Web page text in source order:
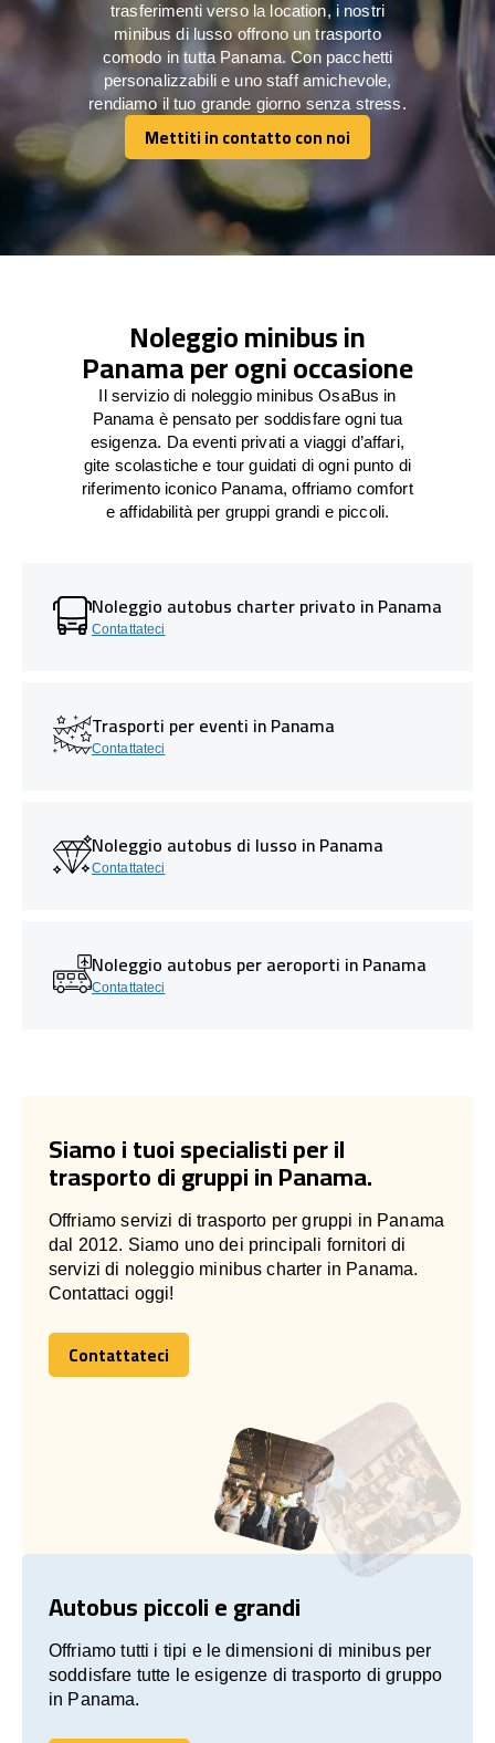
trasferimenti verso la location, i nostri
minibus di lusso offrono un trasporto
comodo in tutta Panama. Con pacchetti
personalizzabili e uno staff amichevole,
rendiamo il tuo grande giorno senza stress.
Mettiti in contatto con noi
Mettiti in contatto con noi
Noleggio minibus in
Panama per ogni occasione
Il servizio di noleggio minibus OsaBus in
Panama è pensato per soddisfare ogni tua
esigenza. Da eventi privati a viaggi d’affari,
gite scolastiche e tour guidati di ogni punto di
riferimento iconico Panama, offriamo comfort
e affidabilità per gruppi grandi e piccoli.
Noleggio autobus charter privato in Panama
Contattateci
Trasporti per eventi in Panama
Contattateci
Noleggio autobus di lusso in Panama
Contattateci
Noleggio autobus per aeroporti in Panama
Contattateci
Siamo i tuoi specialisti per il
trasporto di gruppi in Panama.
Offriamo servizi di trasporto per gruppi in Panama
dal 2012. Siamo uno dei principali fornitori di
servizi di noleggio minibus charter in Panama.
Contattaci oggi!
Contattateci
Contattateci
Autobus piccoli e grandi
Offriamo tutti i tipi e le dimensioni di minibus per
soddisfare tutte le esigenze di trasporto di gruppo
in Panama.